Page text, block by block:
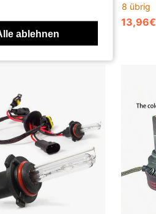
29,54€
8 übrig
13,96€
ablehnen